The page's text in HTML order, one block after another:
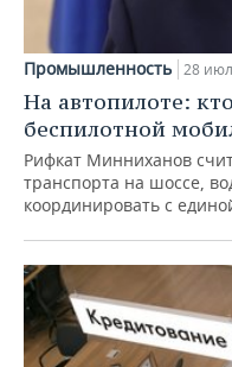
Промышленность 28
На автопилоте:
беспилотной
Рифкат Минниханов
транспорта на шоссе,
координировать с